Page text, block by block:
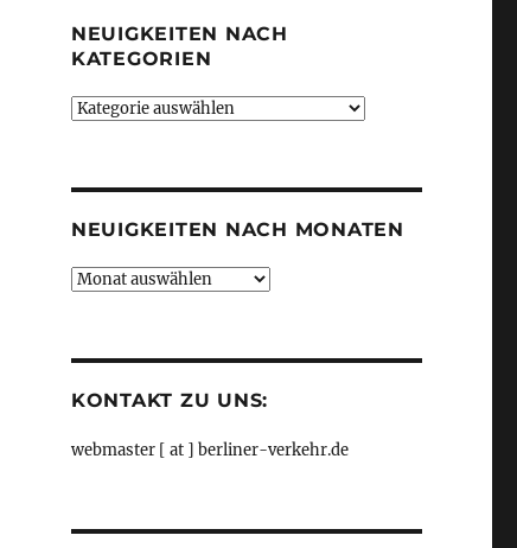
NEUIGKEITEN NACH
KATEGORIEN
Neuigkeiten
NEUIGKEITEN NACH MONATEN
Neuigkeiten
KONTAKT ZU UNS:
webmaster [ at ] berliner-verkehr.de